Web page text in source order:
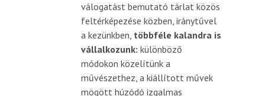
válogatást bemutató tárlat közös
feltérképezése közben, iránytűvel
a kezünkben, többféle kalandra is
vállalkozunk: különböző
módokon közelítünk a
művészethez, a kiállított művek
mögött húzódó izgalmas